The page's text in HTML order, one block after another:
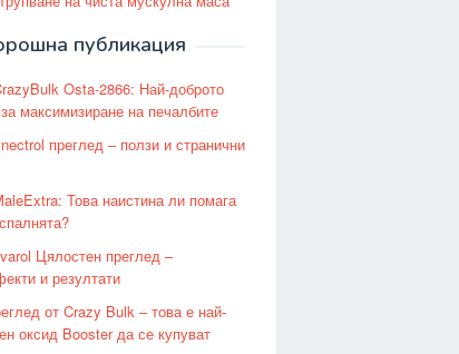
публикация
Osta-2866: Най-доброто
максимизиране на печалбите
преглед – ползи и странични
Това наистина ли помага
Цялостен преглед –
и резултати
от Crazy Bulk – това е най-
оксид Booster да се купуват